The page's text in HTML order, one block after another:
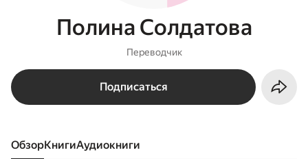
Полина Солдатова
Переводчик
Подписаться
Обзор книги аудиокниги